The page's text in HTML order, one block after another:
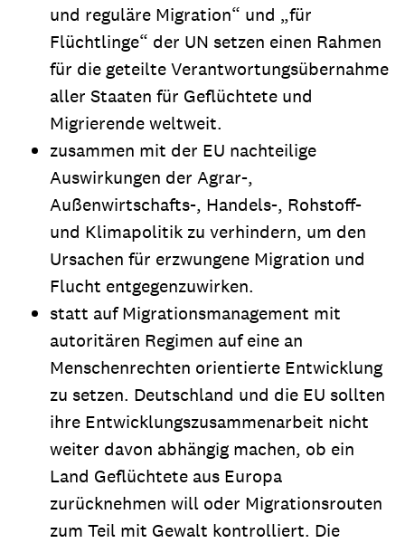
und reguläre Migration“ und „für
Flüchtlinge“ der UN setzen einen Rahmen
für die geteilte Verantwortungsübernahme
aller Staaten für Geflüchtete und
Migrierende weltweit.
zusammen mit der EU nachteilige
Auswirkungen der Agrar-,
Außenwirtschafts-, Handels-, Rohstoff-
und Klimapolitik zu verhindern, um den
Ursachen für erzwungene Migration und
Flucht entgegenzuwirken.
statt auf Migrationsmanagement mit
autoritären Regimen auf eine an
Menschenrechten orientierte Entwicklung
zu setzen. Deutschland und die EU sollten
ihre Entwicklungszusammenarbeit nicht
weiter davon abhängig machen, ob ein
Land Geflüchtete aus Europa
zurücknehmen will oder Migrationsrouten
zum Teil mit Gewalt kontrolliert. Die